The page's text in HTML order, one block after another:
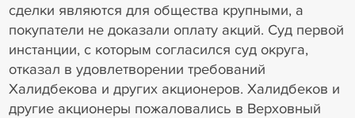
сделки являются для общества крупными, а
покупатели не доказали оплату акций. Суд первой
инстанции, с которым согласился суд округа,
отказал в удовлетворении требований
Халидбекова и других акционеров. Халидбеков и
другие акционеры пожаловались в Верховный